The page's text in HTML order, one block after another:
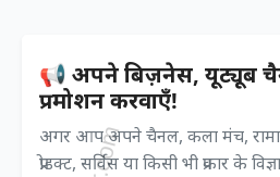
📢 अपने बिज़नेस, यूट्यूब
प्रमोशन करवाएँ!
अगर आप अपने चैनल, कला मंच,
प्रोडक्ट, सर्विस या किसी भी प्रकार के